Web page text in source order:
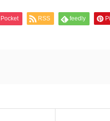
Pocket RSS feedly